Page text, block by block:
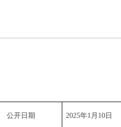
公开日期 2025年1月10日